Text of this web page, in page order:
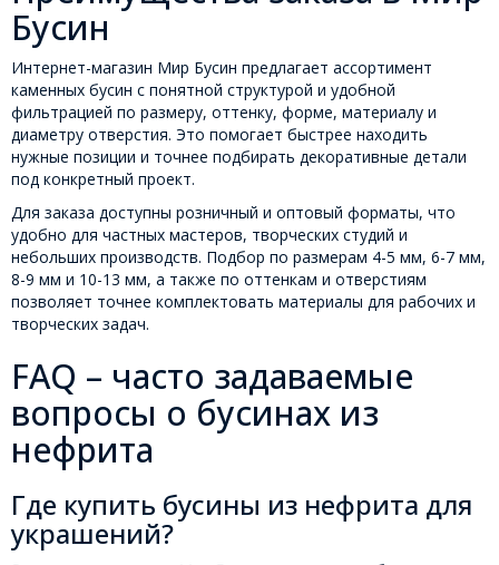
Бусин
Интернет-магазин Мир Бусин предлагает ассортимент
каменных бусин с понятной структурой и удобной
фильтрацией по размеру, оттенку, форме, материалу и
диаметру отверстия. Это помогает быстрее находить
нужные позиции и точнее подбирать декоративные детали
под конкретный проект.
Для заказа доступны розничный и оптовый форматы, что
удобно для частных мастеров, творческих студий и
небольших производств. Подбор по размерам 4-5 мм, 6-7 мм,
8-9 мм и 10-13 мм, а также по оттенкам и отверстиям
позволяет точнее комплектовать материалы для рабочих и
творческих задач.
FAQ – часто задаваемые
вопросы о бусинах из
нефрита
Где купить бусины из нефрита для
украшений?